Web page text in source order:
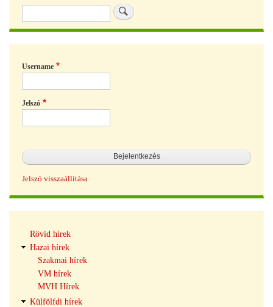
Username
Jelszó
Jelszó visszaállítása
navigáció
Rövid hírek
Hazai hírek
Szakmai hírek
VM hírek
MVH Hírek
Külfölfdi hírek